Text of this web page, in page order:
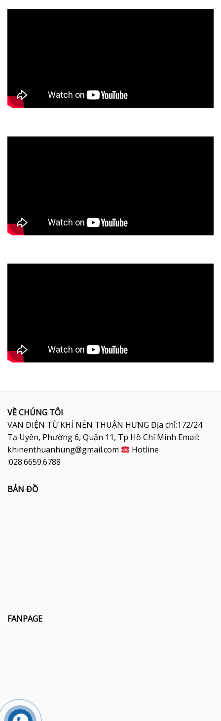
VỀ CHÚNG TÔI
VAN ĐIỆN TỪ KHÍ NÉN THUẬN HƯNG Địa chỉ:172/24
Tạ Uyên, Phường 6, Quận 11, Tp Hồ Chí Minh Email:
khinenthuanhung@gmail.com
Hotline
:028.6659.6788
BẢN ĐỒ
FANPAGE